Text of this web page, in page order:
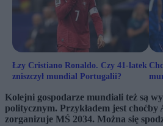
Łzy Cristiano Ronaldo. Czy 41-latek
zniszczył mundial Portugalii?
Kolejni gospodarze mundiali też są
politycznym. Przykładem jest
zorganizuje MŚ 2034. Można się